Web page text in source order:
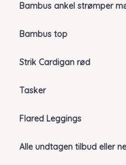
Bambus ankel strømper
Bambus top
Strik Cardigan rød
Tasker
Flared Leggings
Alle undtagen tilbud eller